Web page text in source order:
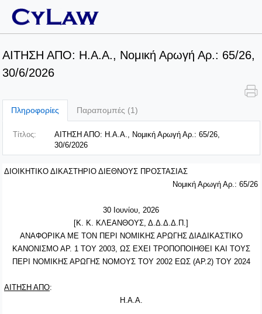
ΑΙΤΗΣΗ ΑΠΟ: Η.Α.Α., Νομική Αρωγή Αρ.: 65/26,
30/6/2026
Πληροφορίες Παραπομπές (1)
Τίτλος:
ΑΙΤΗΣΗ ΑΠΟ: Η.Α.Α., Νομική Αρωγή Αρ.: 65/26,
30/6/2026
ΔΙΟΙΚΗΤΙΚΟ ΔΙΚΑΣΤΗΡΙΟ ΔΙΕΘΝΟΥΣ ΠΡΟΣΤΑΣΙΑΣ
Νομική Αρωγή Αρ.: 65/26
30 Ιουνίου, 2026
[Κ. Κ. ΚΛΕΑΝΘΟΥΣ, Δ.Δ.Δ.Δ.Π.]
ΑΝΑΦΟΡΙΚΑ ΜΕ ΤΟΝ ΠΕΡΙ ΝΟΜΙΚΗΣ ΑΡΩΓΗΣ ΔΙΑΔΙΚΑΣΤΙΚΟ
ΚΑΝΟΝΙΣΜΟ ΑΡ. 1 ΤΟΥ 2003, ΩΣ ΕΧΕΙ ΤΡΟΠΟΠΟΙΗΘΕΙ ΚΑΙ ΤΟΥΣ
ΠΕΡΙ ΝΟΜΙΚΗΣ ΑΡΩΓΗΣ ΝΟΜΟΥΣ ΤΟΥ 2002 ΕΩΣ (ΑΡ.2) ΤΟΥ 2024
ΑΙΤΗΣΗ ΑΠΟ:
Η.Α.Α.